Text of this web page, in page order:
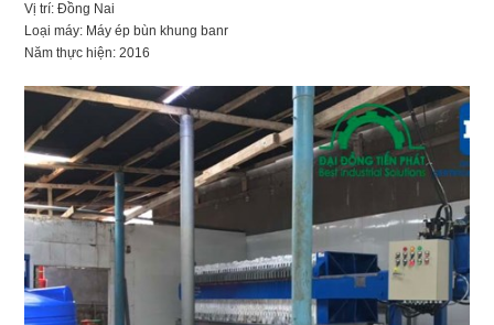
Vị trí: Đồng Nai
Loại máy: Máy ép bùn khung banr
Năm thực hiện: 2016